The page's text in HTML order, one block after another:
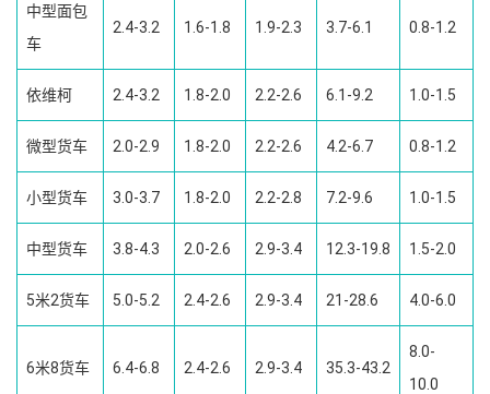
中型面包
车
2.4-3.2 1.6-1.8 1.9-2.3 3.7-6.1 0.8-1.2
依维柯 2.4-3.2 1.8-2.0 2.2-2.6 6.1-9.2 1.0-1.5
微型货车 2.0-2.9 1.8-2.0 2.2-2.6 4.2-6.7 0.8-1.2
小型货车 3.0-3.7 1.8-2.0 2.2-2.8 7.2-9.6 1.0-1.5
中型货车 3.8-4.3 2.0-2.6 2.9-3.4 12.3-19.8 1.5-2.0
5米2货车 5.0-5.2 2.4-2.6 2.9-3.4 21-28.6 4.0-6.0
6米8货车 6.4-6.8 2.4-2.6 2.9-3.4 35.3-43.2
8.0-
10.0